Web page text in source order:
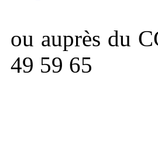
ou auprès du
49 59 65